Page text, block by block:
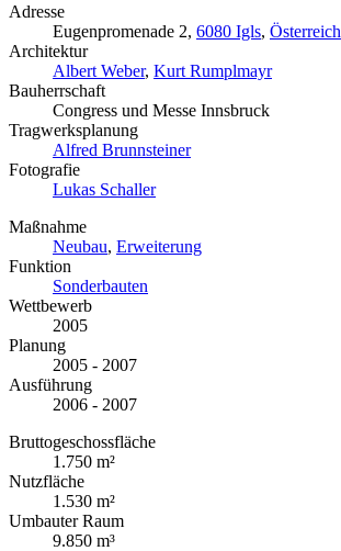
Adresse
Eugenpromenade 2, 6080 Igls, Österreich
Architektur
Albert Weber, Kurt Rumplmayr
Bauherrschaft
Congress und Messe Innsbruck
Tragwerksplanung
Alfred Brunnsteiner
Fotografie
Lukas Schaller
Maßnahme
Neubau, Erweiterung
Funktion
Sonderbauten
Wettbewerb
2005
Planung
2005 - 2007
Ausführung
2006 - 2007
Bruttogeschossfläche
1.750 m²
Nutzfläche
1.530 m²
Umbauter Raum
9.850 m³